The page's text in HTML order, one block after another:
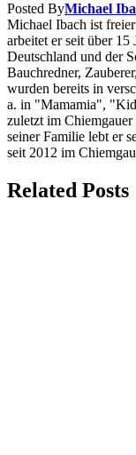
Posted ByMichael
Michael Ibach ist
arbeitet er seit über
Deutschland und der
Bauchredner,
wurden bereits in
a. in "Mamamia",
zuletzt im
seiner Familie lebt er
seit 2012 im
Related Posts